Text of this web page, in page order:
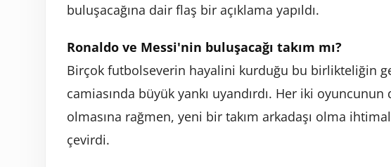
buluşacağına dair flaş bir açıklama yapıldı.
Ronaldo ve Messi'nin buluşacağı takım mı?
Birçok futbolseverin hayalini kurduğu bu birlikteliğin
camiasında büyük yankı uyandırdı. Her iki
olmasına rağmen, yeni bir takım arkadaşı olma
çevirdi.